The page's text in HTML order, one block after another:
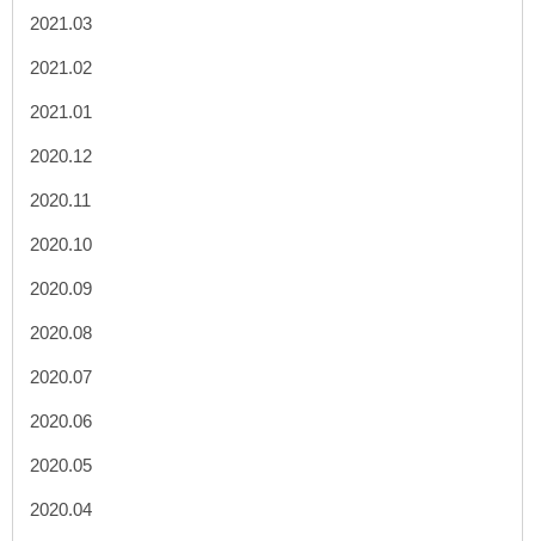
2021.03
2021.02
2021.01
2020.12
2020.11
2020.10
2020.09
2020.08
2020.07
2020.06
2020.05
2020.04